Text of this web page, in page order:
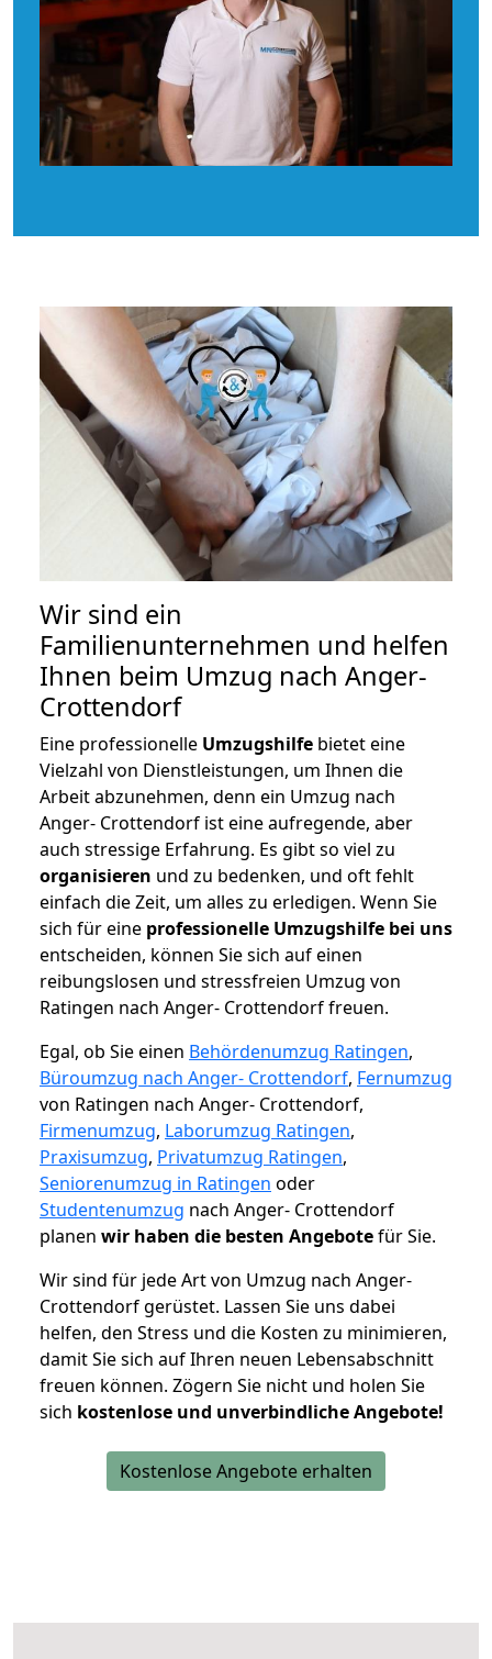
Wir sind ein
Familienunternehmen und helfen
Ihnen beim Umzug nach Anger-
Crottendorf
Eine professionelle Umzugshilfe bietet eine
Vielzahl von Dienstleistungen, um Ihnen die
Arbeit abzunehmen, denn ein Umzug nach
Anger- Crottendorf ist eine aufregende, aber
auch stressige Erfahrung. Es gibt so viel zu
organisieren und zu bedenken, und oft fehlt
einfach die Zeit, um alles zu erledigen. Wenn Sie
sich für eine professionelle Umzugshilfe bei uns
entscheiden, können Sie sich auf einen
reibungslosen und stressfreien Umzug von
Ratingen nach Anger- Crottendorf freuen.
Egal, ob Sie einen Behördenumzug Ratingen,
Büroumzug nach Anger- Crottendorf, Fernumzug
von Ratingen nach Anger- Crottendorf,
Firmenumzug, Laborumzug Ratingen,
Praxisumzug, Privatumzug Ratingen,
Seniorenumzug in Ratingen oder
Studentenumzug nach Anger- Crottendorf
planen wir haben die besten Angebotefür Sie.
Wir sind für jede Art von Umzug nach Anger-
Crottendorf gerüstet. Lassen Sie uns dabei
helfen, den Stress und die Kosten zu minimieren,
damit Sie sich auf Ihren neuen Lebensabschnitt
freuen können. Zögern Sie nicht und holen Sie
sich kostenlose und unverbindliche Angebote!
Kostenlose Angebote erhalten